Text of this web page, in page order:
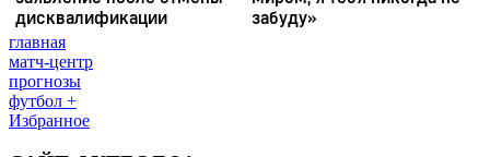
главная
матч-центр
прогнозы
футбол +
Избранное